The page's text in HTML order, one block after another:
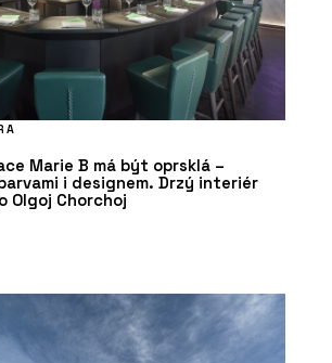
Marie B má být oprsklá –
i designem. Drzý interiér
Olgoj Chorchoj